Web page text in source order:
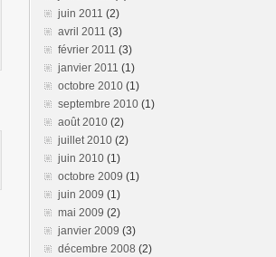
juin 2011 (2)
avril 2011 (3)
février 2011 (3)
janvier 2011 (1)
octobre 2010 (1)
septembre 2010 (1)
août 2010 (2)
juillet 2010 (2)
juin 2010 (1)
octobre 2009 (1)
juin 2009 (1)
mai 2009 (2)
janvier 2009 (3)
décembre 2008 (2)